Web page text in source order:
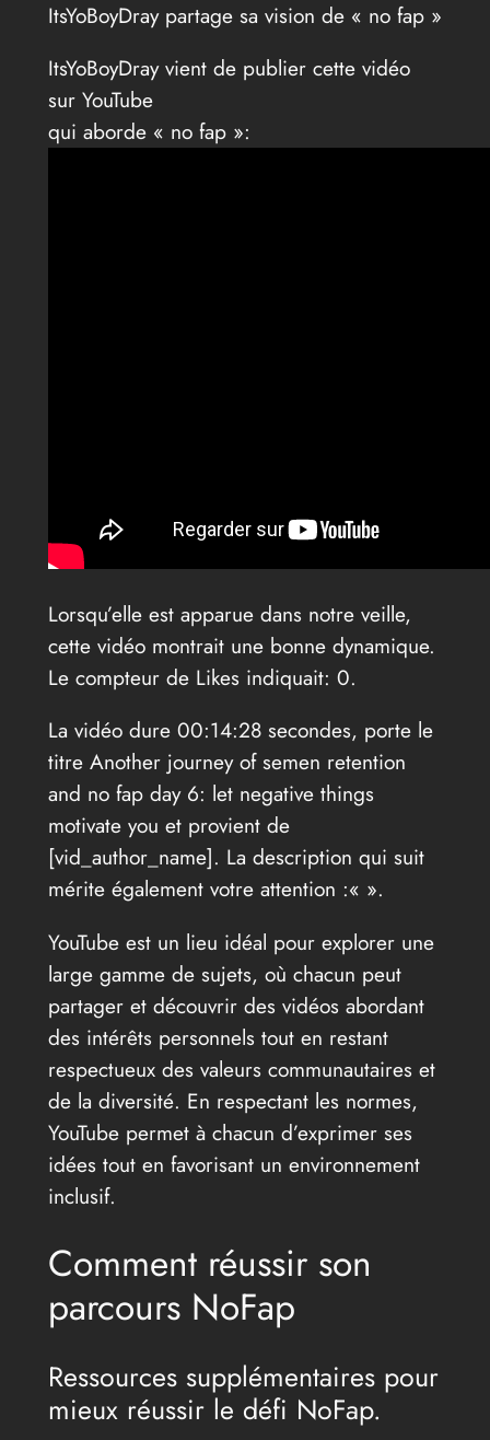
ItsYoBoyDray partage sa vision de « no fap »
ItsYoBoyDray vient de publier cette vidéo
sur YouTube
qui aborde « no fap »:
Lorsqu’elle est apparue dans notre veille,
cette vidéo montrait une bonne dynamique.
Le compteur de Likes indiquait: 0.
La vidéo dure 00:14:28 secondes, porte le
titre Another journey of semen retention
and no fap day 6: let negative things
motivate you et provient de
[vid_author_name]. La description qui suit
mérite également votre attention :« ».
YouTube est un lieu idéal pour explorer une
large gamme de sujets, où chacun peut
partager et découvrir des vidéos abordant
des intérêts personnels tout en restant
respectueux des valeurs communautaires et
de la diversité. En respectant les normes,
YouTube permet à chacun d’exprimer ses
idées tout en favorisant un environnement
inclusif.
Comment réussir son
parcours NoFap
Ressources supplémentaires pour
mieux réussir le défi NoFap.